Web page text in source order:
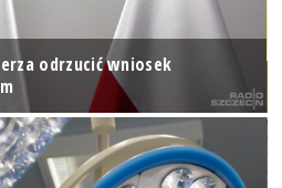
odrzucić wniosek